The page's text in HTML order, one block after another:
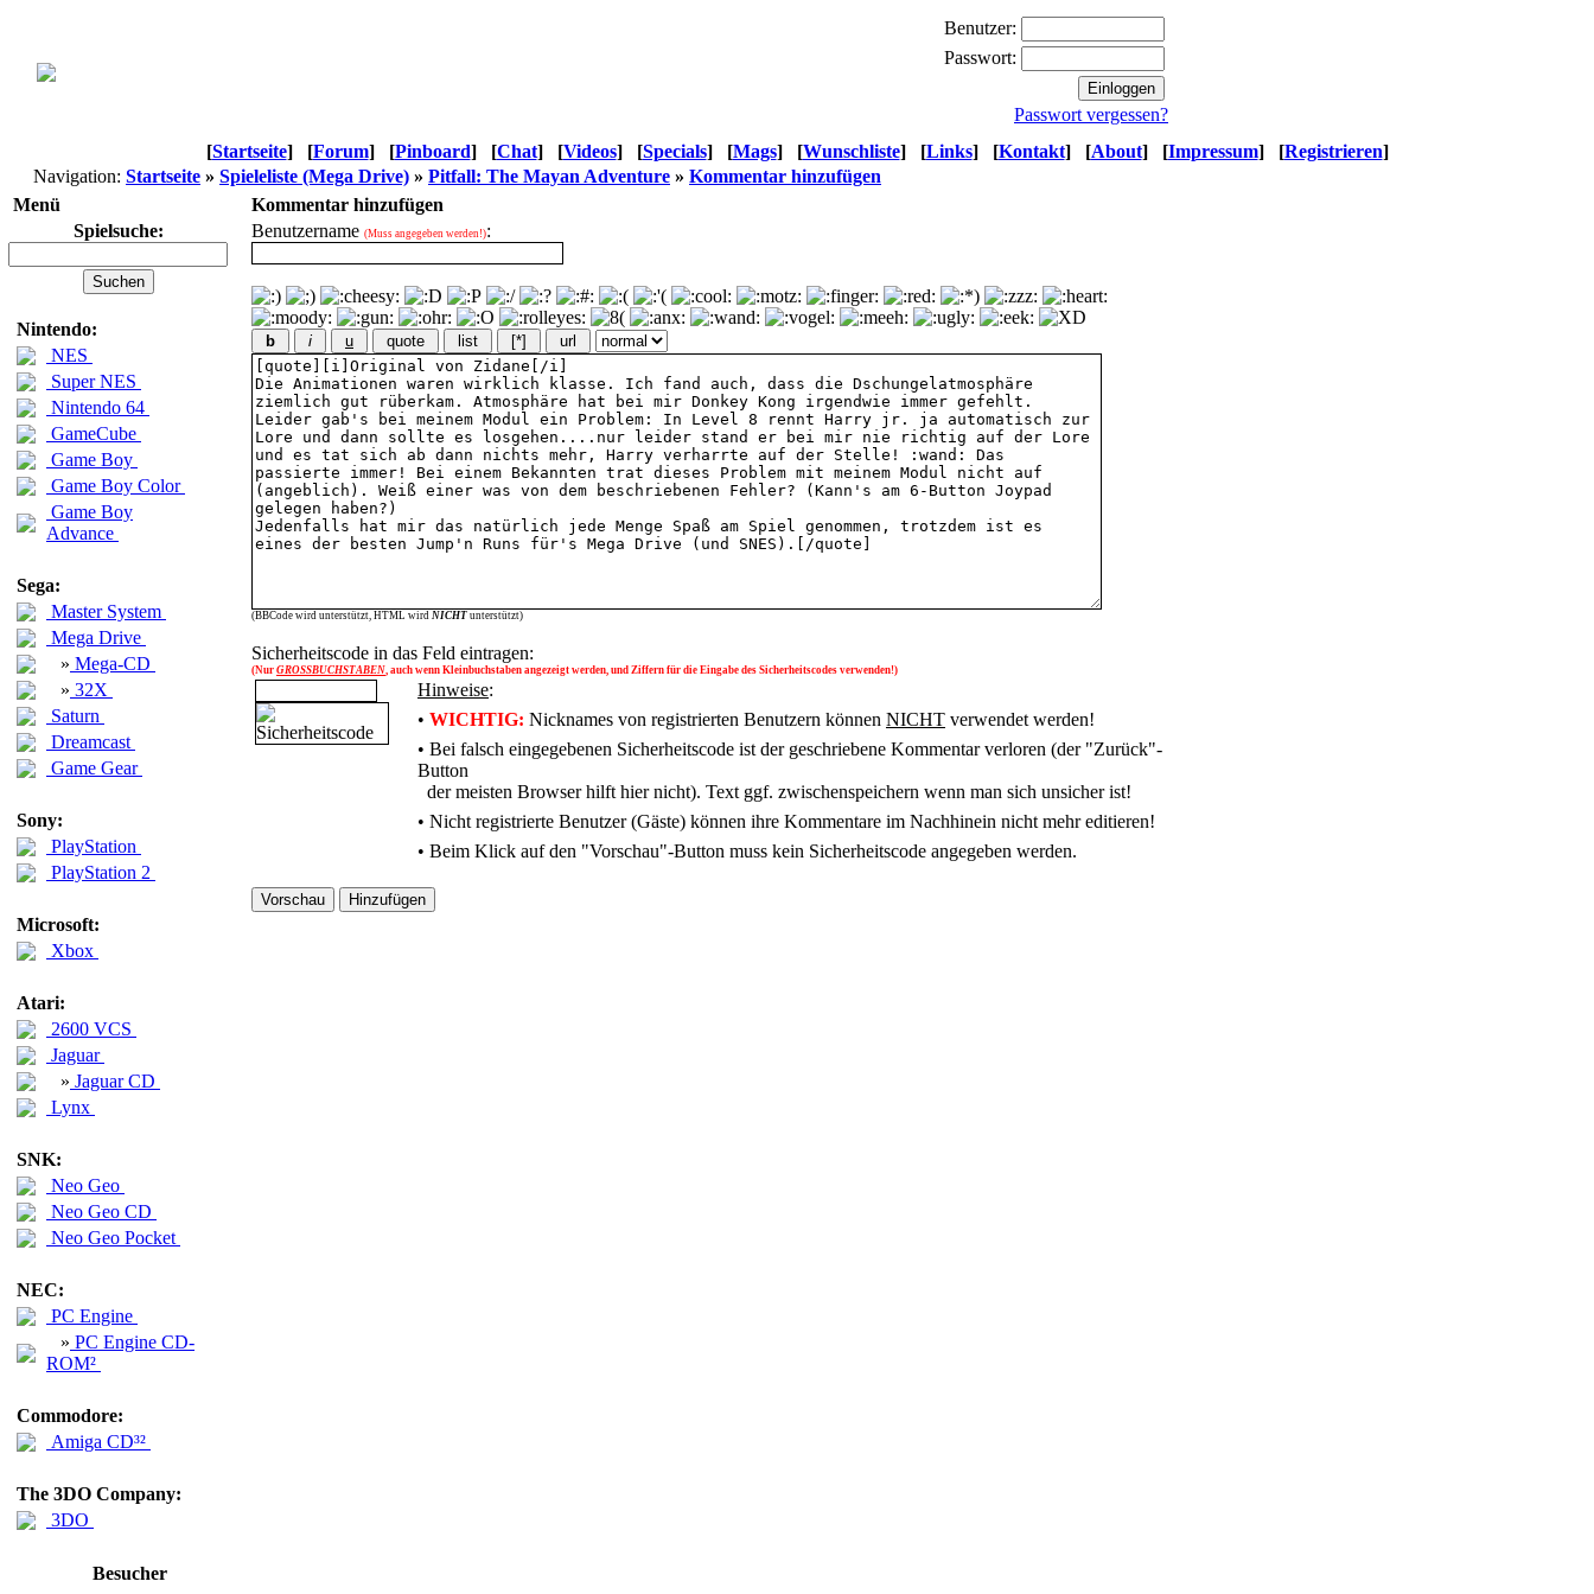
Benutzer:
Passwort:
Passwort vergessen?
[Startseite] [Forum] [Pinboard] [Chat] [Videos] [Specials] [Mags] [Wunschliste] [Links] [Kontakt] [About] [Impressum] [Registrieren]
Navigation: Startseite » Spieleliste (Mega Drive) » Pitfall: The Mayan Adventure » Kommentar hinzufügen
Menü
Kommentar hinzufügen
Spielsuche:
Nintendo:
NES
Super NES
Nintendo 64
GameCube
Game Boy
Game Boy Color
Game Boy
Advance
Sega:
Master System
Mega Drive
» Mega-CD
» 32X
Saturn
Dreamcast
Game Gear
Sony:
PlayStation
PlayStation 2
Microsoft:
Xbox
Atari:
2600 VCS
Jaguar
» Jaguar CD
Lynx
SNK:
Neo Geo
Neo Geo CD
Neo Geo Pocket
NEC:
PC Engine
» PC Engine CD-
ROM²
Commodore:
Amiga CD³²
The 3DO Company:
3DO
Besucher
Benutzername (Muss angegeben werden!):
b i u quote list [*] url
(BBCode wird unterstützt, HTML wird NICHT unterstützt)
Sicherheitscode in das Feld eintragen:
(Nur GROSSBUCHSTABEN, auch wenn Kleinbuchstaben angezeigt werden, und Ziffern für die Eingabe des Sicherheitscodes verwenden!)
Hinweise:
• WICHTIG: Nicknames von registrierten Benutzern können NICHT verwendet werden!
• Bei falsch eingegebenen Sicherheitscode ist der geschriebene Kommentar verloren (der "Zurück"-
Button
der meisten Browser hilft hier nicht). Text ggf. zwischenspeichern wenn man sich unsicher ist!
• Nicht registrierte Benutzer (Gäste) können ihre Kommentare im Nachhinein nicht mehr editieren!
• Beim Klick auf den "Vorschau"-Button muss kein Sicherheitscode angegeben werden.